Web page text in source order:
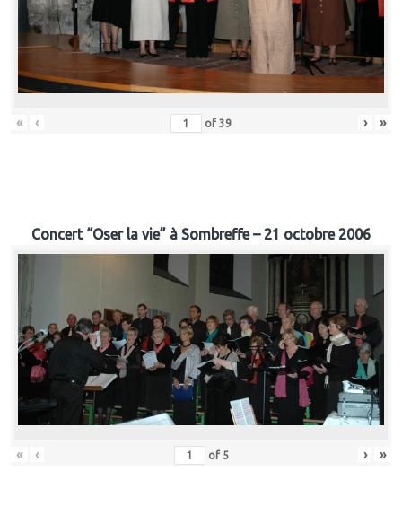
« ‹ of 39 › »
Concert “Oser la vie” à Sombreffe – 21 octobre 2006
« ‹ of 5 › »